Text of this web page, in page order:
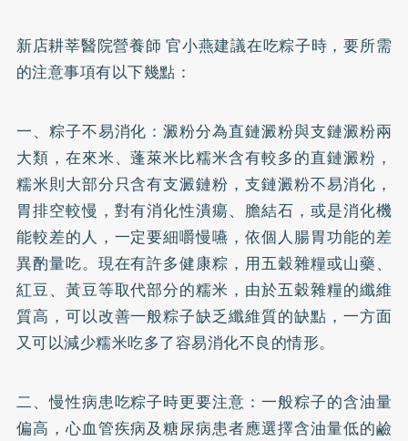
新店耕莘醫院營養師 官小燕建議在吃粽子時，要所需
的注意事項有以下幾點：
一、粽子不易消化：澱粉分為直鏈澱粉與支鏈澱粉兩
大類，在來米、蓬萊米比糯米含有較多的直鏈澱粉，
糯米則大部分只含有支澱鏈粉，支鏈澱粉不易消化，
胃排空較慢，對有消化性潰瘍、膽結石，或是消化機
能較差的人，一定要細嚼慢嚥，依個人腸胃功能的差
異酌量吃。現在有許多健康粽，用五穀雜糧或山藥、
紅豆、黃豆等取代部分的糯米，由於五穀雜糧的纖維
質高，可以改善一般粽子缺乏纖維質的缺點，一方面
又可以減少糯米吃多了容易消化不良的情形。
二、慢性病患吃粽子時更要注意：一般粽子的含油量
偏高，心血管疾病及糖尿病患者應選擇含油量低的鹼